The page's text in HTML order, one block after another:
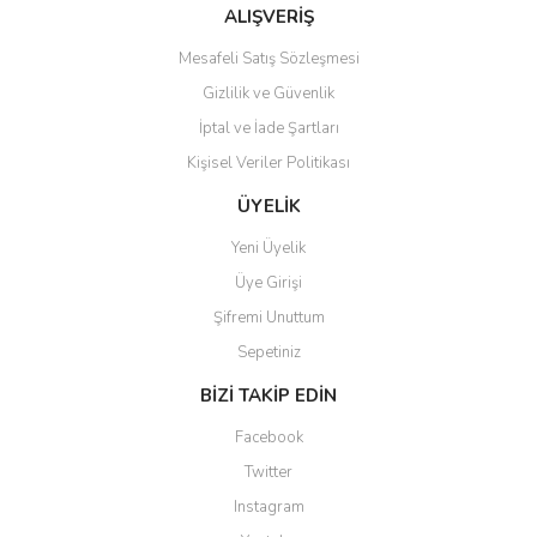
Ürün fiyatı diğer sitelerden daha pahalı.
Gönder
ALIŞVERİŞ
Mesafeli Satış Sözleşmesi
Gizlilik ve Güvenlik
İptal ve İade Şartları
Kişisel Veriler Politikası
ÜYELİK
Yeni Üyelik
Üye Girişi
Şifremi Unuttum
Sepetiniz
BİZİ TAKİP EDİN
Facebook
Twitter
Instagram